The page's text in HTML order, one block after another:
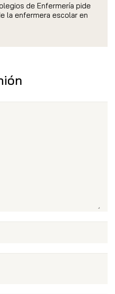
de Enfermería pide
la enfermera escolar en